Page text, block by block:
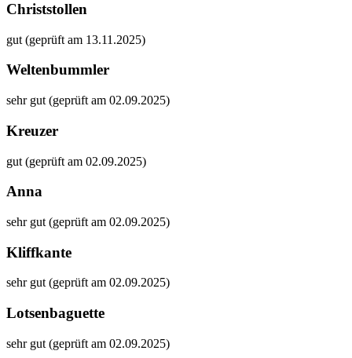
Christstollen
gut (geprüft am 13.11.2025)
Weltenbummler
sehr gut (geprüft am 02.09.2025)
Kreuzer
gut (geprüft am 02.09.2025)
Anna
sehr gut (geprüft am 02.09.2025)
Kliffkante
sehr gut (geprüft am 02.09.2025)
Lotsenbaguette
sehr gut (geprüft am 02.09.2025)